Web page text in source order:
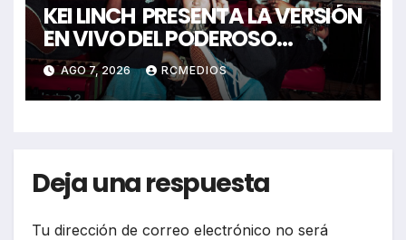
KEI LINCH PRESENTA LA VERSIÓN
EN VIVO DEL PODEROSO
RAP “CALIBRE 22”
AGO 7, 2026 RCMEDIOS
Deja una respuesta
Tu dirección de correo electrónico no será